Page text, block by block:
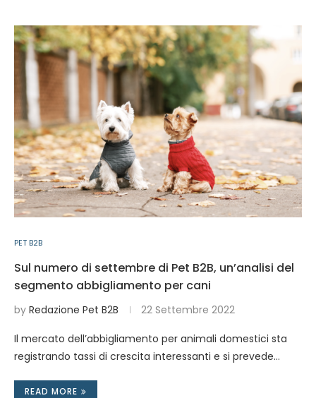
PET B2B
Sul numero di settembre di Pet B2B, un’analisi del
segmento abbigliamento per cani
by Redazione Pet B2B 22 Settembre 2022
Il mercato dell’abbigliamento per animali domestici sta
registrando tassi di crescita interessanti e si prevede…
READ MORE